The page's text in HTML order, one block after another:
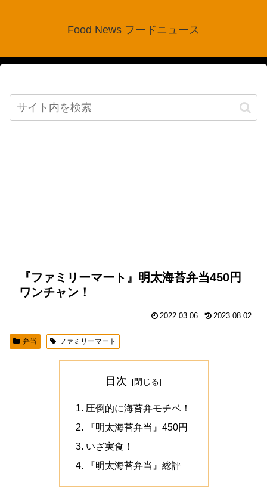
Food News フードニュース
『ファミリーマート』明太海苔弁当450円
ワンチャン！
2022.03.06 2023.08.02
弁当 ファミリーマート
目次
圧倒的に海苔弁モチベ！
『明太海苔弁当』450円
いざ実食！
『明太海苔弁当』総評